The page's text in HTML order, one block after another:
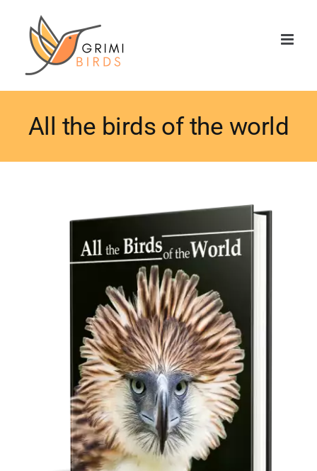
contenido
All the birds of the world